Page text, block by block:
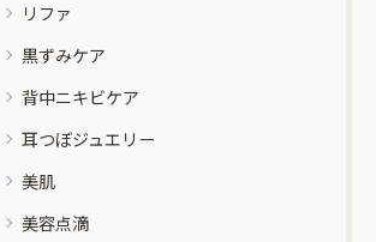
リファ
黒ずみケア
背中ニキビケア
耳つぼジュエリー
美肌
美容点滴